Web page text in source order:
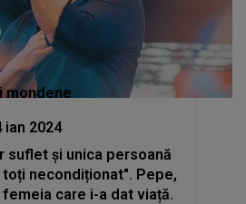
mondene
ian 2024
suflet și unica persoană
necondiționat". Pepe,
care i-a dat viață.